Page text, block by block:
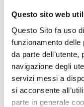
Questo sito web
Questo Sito fa uso
funzionamento delle
da parte dell’utente,
navigazione degli
servizi messi a
si acconsente
parte in generale
ASSE 1
AI2 - Aree
La Call si rivolge a
(GI, PMI) delle
meccatronica ed